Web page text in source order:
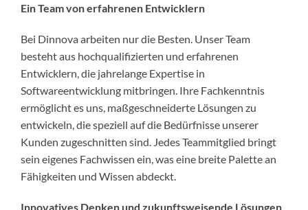
Ein Team von erfahrenen Entwicklern
Bei Dinnova arbeiten nur die Besten. Unser Team
besteht aus hochqualifizierten und erfahrenen
Entwicklern, die jahrelange Expertise in
Softwareentwicklung mitbringen. Ihre Fachkenntnis
ermöglicht es uns, maßgeschneiderte Lösungen zu
entwickeln, die speziell auf die Bedürfnisse unserer
Kunden zugeschnitten sind. Jedes Teammitglied bringt
sein eigenes Fachwissen ein, was eine breite Palette an
Fähigkeiten und Wissen abdeckt.
Innovatives Denken und zukunftsweisende Lösungen